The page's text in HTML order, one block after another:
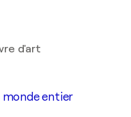
d'art
monde entier